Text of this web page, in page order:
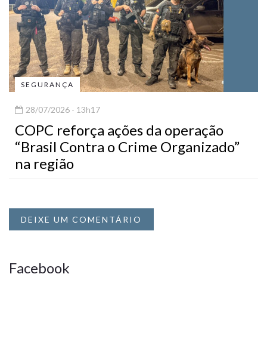
SEGURANÇA
28/07/2026 - 13h17
COPC reforça ações da operação
“Brasil Contra o Crime Organizado”
na região
DEIXE UM COMENTÁRIO
Facebook